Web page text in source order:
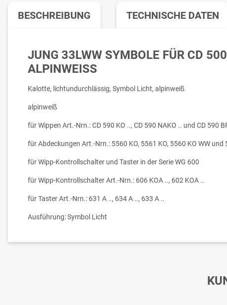
BESCHREIBUNG TECHNISCHE DATEN
JUNG 33LWW SYMBOLE FÜR CD
ALPINWEISS
Kalotte, lichtundurchlässig, Symbol Licht, alpinweiß
alpinweiß
für Wippen Art.-Nrn.: CD 590 KO .., CD 590 NAKO .. und CD 590
für Abdeckungen Art.-Nrn.: 5560 KO, 5561 KO, 5560 KO WW und
für Wipp-Kontrollschalter und Taster in der Serie WG 600
für Wipp-Kontrollschalter Art.-Nrn.: 606 KOA .., 602 KOA ..
für Taster Art.-Nrn.: 631 A .., 634 A .., 633 A ..
Ausführung: Symbol Licht